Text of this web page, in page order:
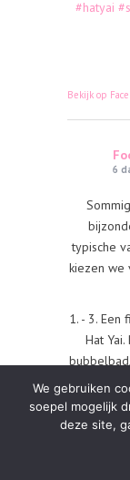
#hatyai
Bekijk op
6
typische
kiezen we
1. - 3. Een
Hat
🥭
4.
We gebruiken
soepel mogelijk
deze site,